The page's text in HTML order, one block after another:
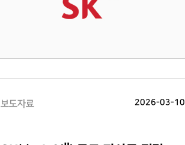
보도자료 2026-03-10